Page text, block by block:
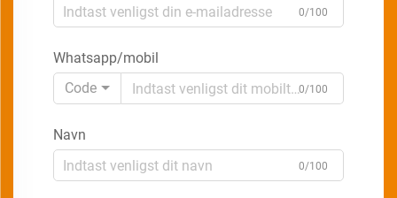
0/100
Whatsapp/mobil
Code
0/100
Navn
0/100